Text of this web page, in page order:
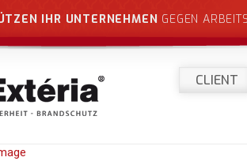
IHR UNTERNEHMEN GEGEN
CLIENT